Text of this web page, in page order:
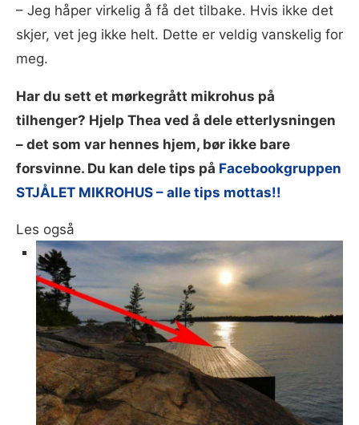
–⁠ Jeg håper virkelig å få det tilbake. Hvis ikke det
skjer, vet jeg ikke helt. Dette er veldig vanskelig for
meg.
Har du sett et mørkegrått mikrohus på
tilhenger? Hjelp Thea ved å dele etterlysningen
– det som var hennes hjem, bør ikke bare
forsvinne. Du kan dele tips på Facebookgruppen
STJÅLET MIKROHUS – alle tips mottas!!
Les også